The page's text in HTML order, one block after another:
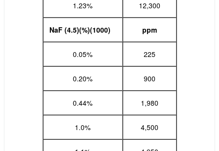
1.23% 12,300
NaF (4.5)(%)(1000) ppm
0.05% 225
0.20% 900
0.44% 1,980
1.0% 4,500